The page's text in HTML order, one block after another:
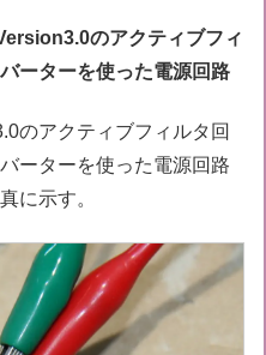
のアクティブフィ
ーターを使った電源回路
のアクティブフィルタ回
ーターを使った電源回路
に示す。